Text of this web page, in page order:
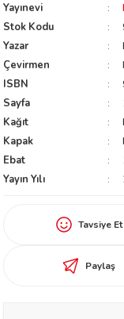
Yayınevi
Stok Kodu
Yazar
Çevirmen
ISBN
Sayfa
Kağıt
Kapak
Ebat
Yayın Yılı
Tavsiye Et
Paylaş